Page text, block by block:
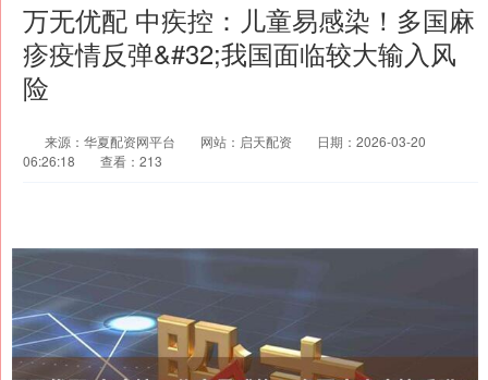
万无优配 中疾控：儿童易感染！多国麻
疹疫情反弹&#32;我国面临较大输入风
险
来源：华夏配资网平台 网站：启天配资
日期：2026-03-20
06:26:18
查看：213